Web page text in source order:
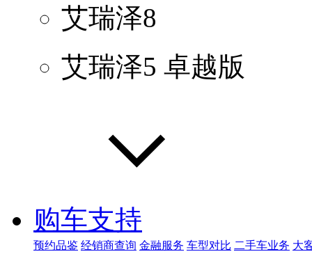
艾瑞泽8
艾瑞泽5 卓越版
购车支持
预约品鉴 经销商查询 金融服务 车型对比 二手车业务 大